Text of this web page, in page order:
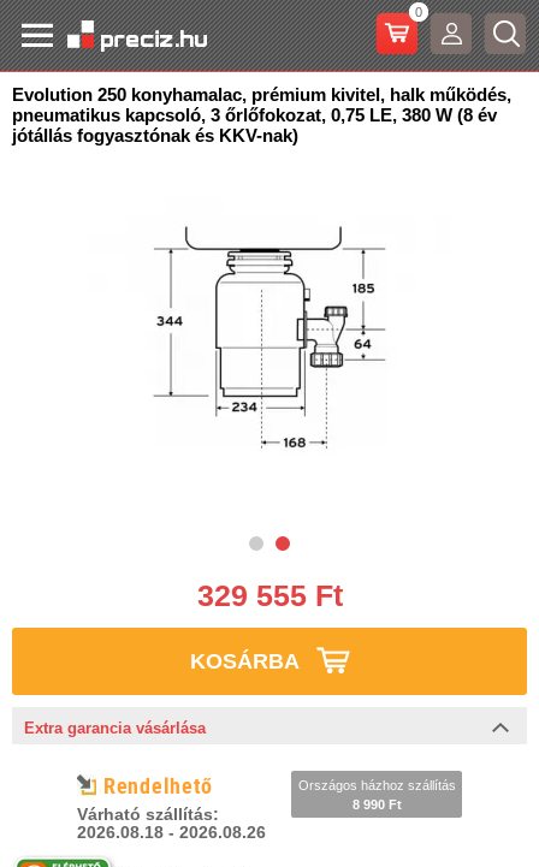
0
Evolution 250 konyhamalac, prémium kivitel, halk működés,
pneumatikus kapcsoló, 3 őrlőfokozat, 0,75 LE, 380 W (8 év
jótállás fogyasztónak és KKV-nak)
329 555 Ft
KOSÁRBA
Extra garancia vásárlása
Rendelhető
Várható szállítás:
2026.08.18 - 2026.08.26
Országos házhoz szállítás
8 990 Ft